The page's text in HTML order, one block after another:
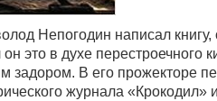
Непогодин написал
это в духе перестроечного
задором. В его прожекторе
журнала «Крокодил»